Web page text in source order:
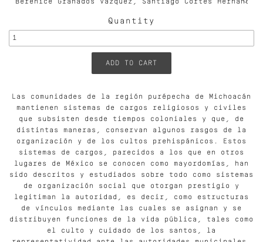
Quantity
Las comunidades de la región purépecha de Michoacán
mantienen sistemas de cargos religiosos y civiles
que subsisten desde tiempos coloniales y que, de
distintas maneras, conservan algunos rasgos de la
organización y de los cultos prehispánicos. Estos
sistemas de cargos, parecidos a los que en otros
lugares de México se conocen como mayordomías, han
sido descritos y estudiados sobre todo como sistemas
de organización social que otorgan prestigio y
legitiman la autoridad, es decir, como estructuras
de vínculos mediante las cuales se asignan y se
distribuyen funciones de la vida pública, tales como
el culto y cuidado de los santos, la